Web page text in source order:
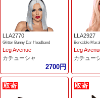
LLA2770
Glitter Bunny Ear Headband
Leg Avenue
カチューシャ
2700円
LLA2927
Leg
カチュー